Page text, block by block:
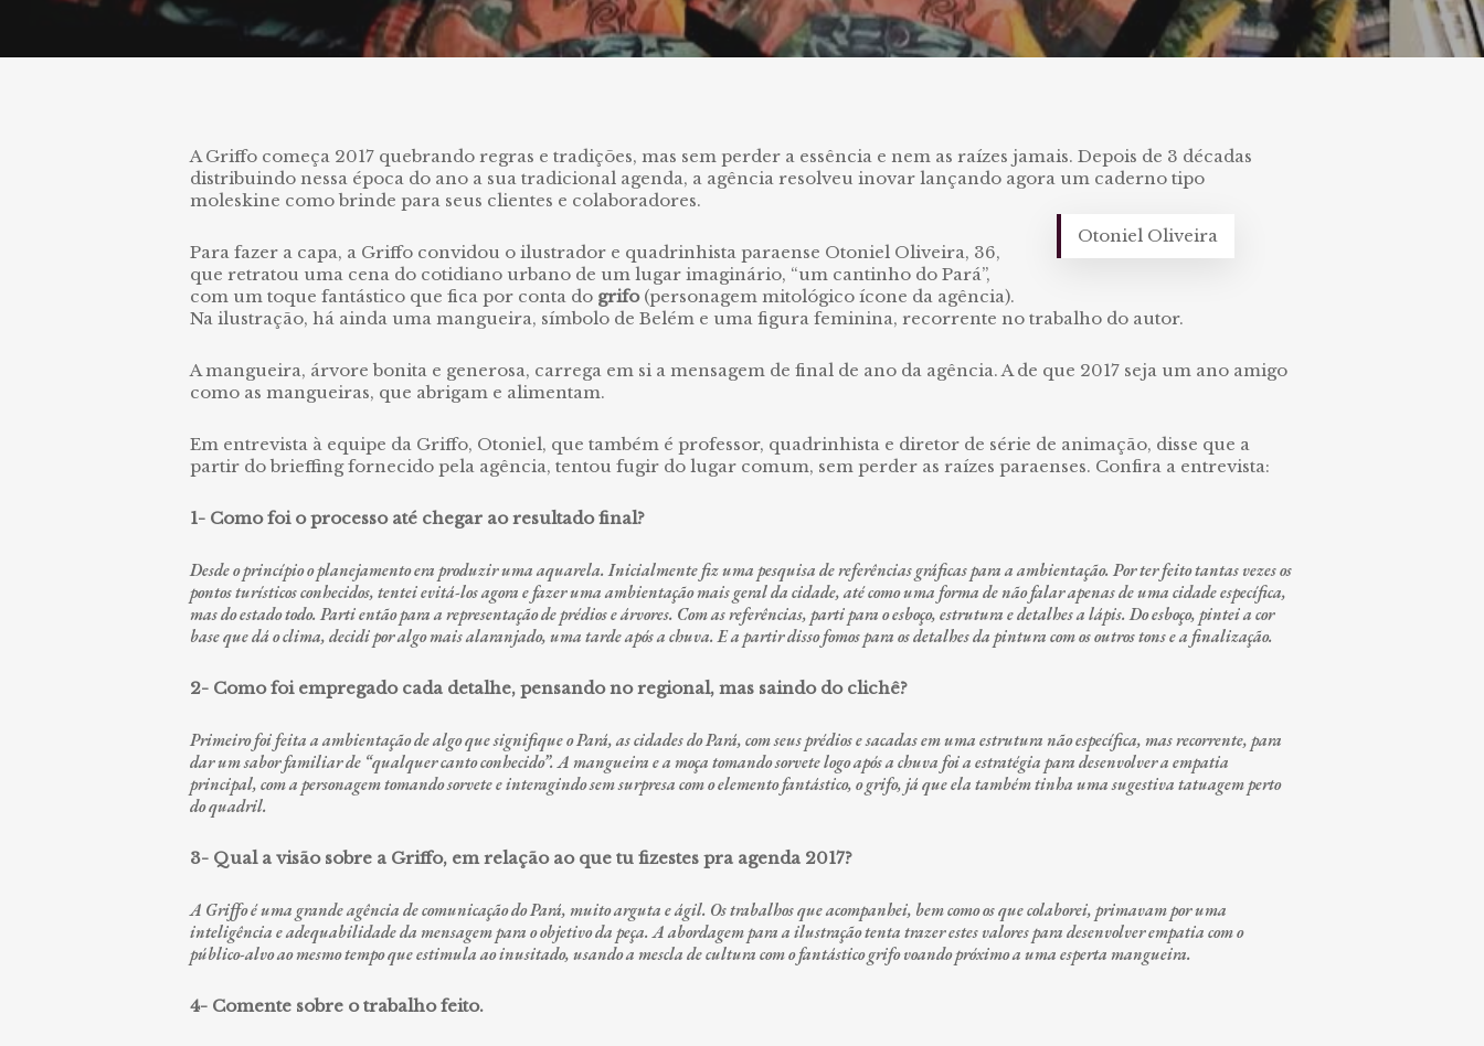
A Griffo começa 2017 quebrando regras e tradições, mas sem perder a essência e nem as raízes jamais. Depois de 3 décadas
distribuindo nessa época do ano a sua tradicional agenda, a agência resolveu inovar lançando agora um caderno tipo
moleskine como brinde para seus clientes e colaboradores.
Otoniel Oliveira
Para fazer a capa, a Griffo convidou o ilustrador e quadrinhista paraense Otoniel Oliveira, 36,
que retratou uma cena do cotidiano urbano de um lugar imaginário, “um cantinho do Pará”,
com um toque fantástico que fica por conta do grifo(personagem mitológico ícone da agência).
Na ilustração, há ainda uma mangueira, símbolo de Belém e uma figura feminina, recorrente no trabalho do autor.
A mangueira, árvore bonita e generosa, carrega em si a mensagem de final de ano da agência. A de que 2017 seja um ano amigo
como as mangueiras, que abrigam e alimentam.
Em entrevista à equipe da Griffo, Otoniel, que também é professor, quadrinhista e diretor de série de animação, disse que a
partir do brieffing fornecido pela agência, tentou fugir do lugar comum, sem perder as raízes paraenses. Confira a entrevista:
1- Como foi o processo até chegar ao resultado final?
Desde o princípio o planejamento era produzir uma aquarela. Inicialmente fiz uma pesquisa de referências gráficas para a ambientação. Por ter feito tantas vezes os
pontos turísticos conhecidos, tentei evitá-los agora e fazer uma ambientação mais geral da cidade, até como uma forma de não falar apenas de uma cidade específica,
mas do estado todo. Parti então para a representação de prédios e árvores. Com as referências, parti para o esboço, estrutura e detalhes a lápis. Do esboço, pintei a cor
base que dá o clima, decidi por algo mais alaranjado, uma tarde após a chuva. E a partir disso fomos para os detalhes da pintura com os outros tons e a finalização.
2- Como foi empregado cada detalhe, pensando no regional, mas saindo do clichê?
Primeiro foi feita a ambientação de algo que signifique o Pará, as cidades do Pará, com seus prédios e sacadas em uma estrutura não específica, mas recorrente, para
dar um sabor familiar de “qualquer canto conhecido”. A mangueira e a moça tomando sorvete logo após a chuva foi a estratégia para desenvolver a empatia
principal, com a personagem tomando sorvete e interagindo sem surpresa com o elemento fantástico, o grifo, já que ela também tinha uma sugestiva tatuagem perto
do quadril.
3- Qual a visão sobre a Griffo, em relação ao que tu fizestes pra agenda 2017?
A Griffo é uma grande agência de comunicação do Pará, muito arguta e ágil. Os trabalhos que acompanhei, bem como os que colaborei, primavam por uma
inteligência e adequabilidade da mensagem para o objetivo da peça. A abordagem para a ilustração tenta trazer estes valores para desenvolver empatia com o
público-alvo ao mesmo tempo que estimula ao inusitado, usando a mescla de cultura com o fantástico grifo voando próximo a uma esperta mangueira.
4- Comente sobre o trabalho feito.